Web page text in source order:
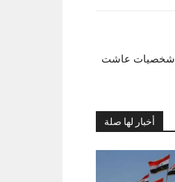
شخصيات عاشت
أخبار لها صلة